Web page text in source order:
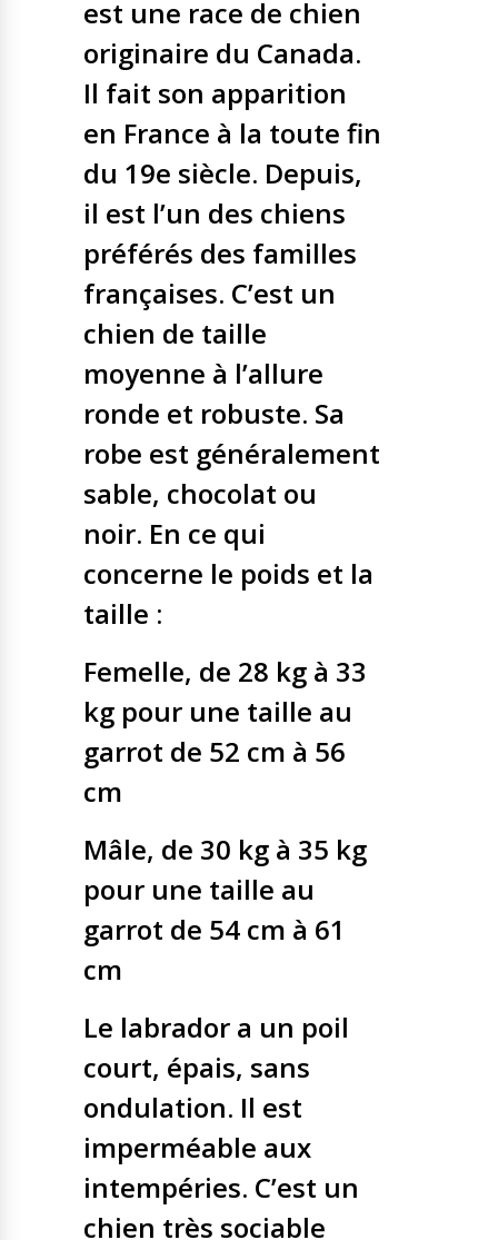
est une race de chien
originaire du Canada.
Il fait son apparition
en France à la toute fin
du 19e siècle. Depuis,
il est l’un des chiens
préférés des familles
françaises. C’est un
chien de taille
moyenne à l’allure
ronde et robuste. Sa
robe est généralement
sable, chocolat ou
noir. En ce qui
concerne le poids et la
taille :
Femelle, de 28 kg à 33
kg pour une taille au
garrot de 52 cm à 56
cm
Mâle, de 30 kg à 35 kg
pour une taille au
garrot de 54 cm à 61
cm
Le labrador a un poil
court, épais, sans
ondulation. Il est
imperméable aux
intempéries. C’est un
chien très sociable